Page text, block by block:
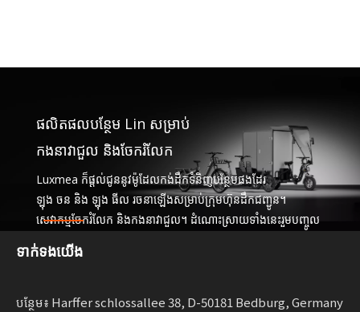
ផលិតផលបន្ថែម Lin សម្រាប់
កងនាវាជួល និងចែករំលែក
Luxmea ក៏ផ្តល់ជូននូវម៉ូដែលកង់ដឹកទំនិញបន្ថែមផងដែរ
ឡុង ចន និង ឡុង ធីល រចនាឡើងសម្រាប់ក្រុមហ៊ុនដឹកជញ្ជូន។
សេវាកម្មចែករំលែក និងកងនាវាជួល។ ដំណោះស្រាយទាំងនេះរួមបញ្ចូល
គ្នានូវមុខងារ
ជាមួយនឹងភាពបត់បែនសម្រាប់អាជីវកម្ម ពង្រីកការចល័តប្រកបដោយ
ទាក់ទង​យើង
បន្ថែម៖ Harffer schlossallee 38, D-50181 Bedburg, Germany